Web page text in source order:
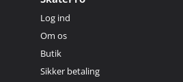
Log ind
Om os
Butik
Sikker betaling